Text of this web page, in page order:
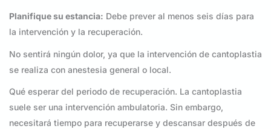
Planifique su estancia: Debe prever al menos seis días para
la intervención y la recuperación.
No sentirá ningún dolor, ya que la intervención de cantoplastia
se realiza con anestesia general o local.
Qué esperar del periodo de recuperación. La cantoplastia
suele ser una intervención ambulatoria. Sin embargo,
necesitará tiempo para recuperarse y descansar después de